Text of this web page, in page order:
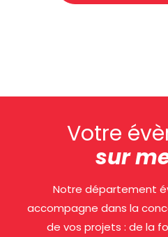
Votre
sur
Notre département
accompagne dans la
de vos projets : de la